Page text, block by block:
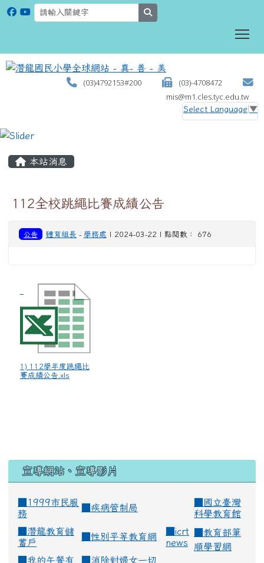
(03)4792153#200
(03)-4708472
mis@m1.cles.tyc.edu.tw
Select Language ▼
本站消息
112全校跳繩比賽成績公告
公告 體育組長 - 學務處 | 2024-03-22 | 點閱數： 676
1) 112學年度跳繩比
賽成績公告.xls
宣導網站、宣導影片
■1999市民服
務
疾病管制局
國立臺灣
科學教育館
潛龍教育儲
蓄戶
性別平等教育網
icrt
news
教育部筆
順學習網
我的午餐有
消除對婦女一切